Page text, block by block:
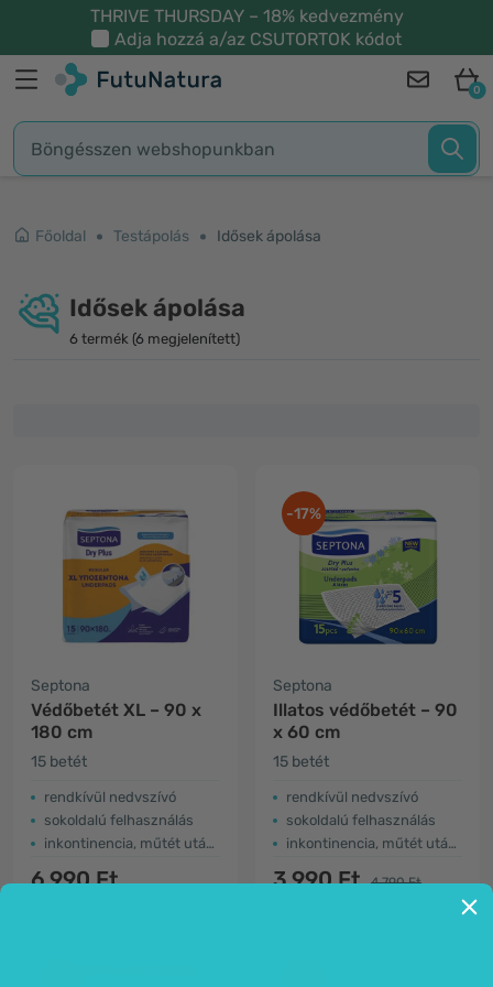
THRIVE THURSDAY – 18% kedvezmény
Adja hozzá a/az CSUTORTOK kódot
0
Főoldal Testápolás Idősek ápolása
Idősek ápolása
6 termék (6 megjelenített)
Septona
Védőbetét XL – 90 x
180 cm
15 betét
rendkívül nedvszívó
sokoldalú felhasználás
inkontinencia, műtét utáni ellátás...
6.990 Ft
-17%
Septona
Illatos védőbetét – 90
x 60 cm
15 betét
rendkívül nedvszívó
sokoldalú felhasználás
inkontinencia, műtét utáni ellátás stb. esetén
3.990 Ft 4.790 Ft